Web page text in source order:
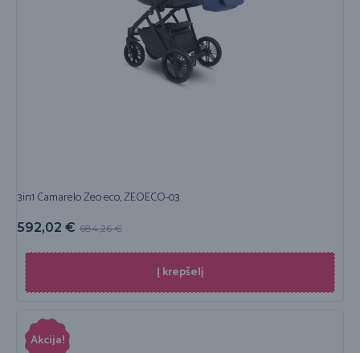
3in1 Camarelo Zeo eco, ZEOECO-03
684,26€
592,02 €
Į krepšelį
Akcija!